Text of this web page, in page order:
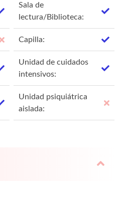
Sala de
lectura/Biblioteca:
Capilla:
Unidad de cuidados
intensivos:
Unidad psiquiátrica
aislada: